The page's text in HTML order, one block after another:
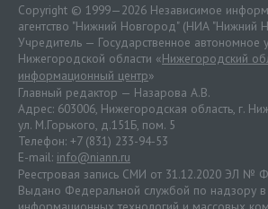
Copyright © 1999—2026 Независимое
агентство "Нижний Новгород" (НИА "Нижний
Учредитель — Государственное автономное
Нижегородской области «Нижегородский
информационный центр»
Главный редактор — Назарова А.В.
Адрес: 603006, Нижегородская область, г.
ул. М.Горького, д.151Б, пом. 5
Телефон: +7 (831) 233-94-53
E-mail: info@niann.ru
Реестровая запись СМИ от 31.12.2020 ЭЛ №
Выдано Федеральной службой по надзору в